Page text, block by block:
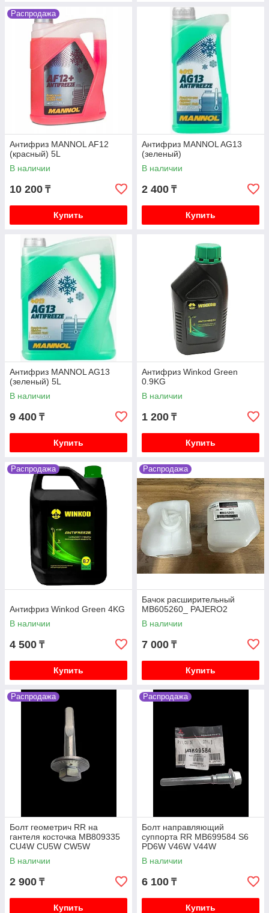
Распродажа
Антифриз MANNOL AF12
(красный) 5L
В наличии
10 200 ₸
Купить
Антифриз MANNOL AG13
(зеленый)
В наличии
2 400 ₸
Купить
Антифриз MANNOL AG13
(зеленый) 5L
В наличии
9 400 ₸
Купить
Антифриз Winkod Green
0.9KG
В наличии
1 200 ₸
Купить
Распродажа
Антифриз Winkod Green 4KG
В наличии
4 500 ₸
Купить
Распродажа
Бачок расширительный
MB605260_ PAJERO2
В наличии
7 000 ₸
Купить
Распродажа
Болт геометрич RR на
гантеля косточка MB809335
CU4W CU5W CW5W
В наличии
2 900 ₸
Купить
Распродажа
Болт направляющий
суппорта RR MB699584 S6
PD6W V46W V44W
В наличии
6 100 ₸
Купить